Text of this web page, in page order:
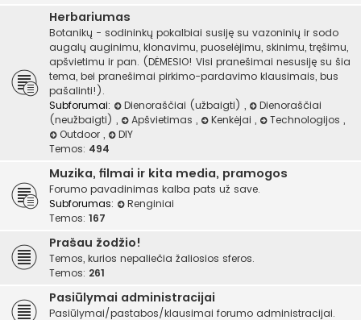
Herbariumas
Botanikų - sodininkų pokalbiai susiję su vazoninių ir sodo
augalų auginimu, klonavimu, puoselėjimu, skinimu, tręšimu,
apšvietimu ir pan. (DĖMESIO! Visi pranešimai nesusiję su šia
tema, bei pranešimai pirkimo-pardavimo klausimais, bus
pašalinti!).
Subforumai:
Dienoraščiai (užbaigti) ,
Dienoraščiai
(neužbaigti) , Apšvietimas , Kenkėjai , Technologijos ,
Outdoor ,
DIY
Temos: 494
Muzika, filmai ir kita media, pramogos
Forumo pavadinimas kalba pats už save.
Subforumas:
Renginiai
Temos: 167
Prašau žodžio!
Temos, kurios nepaliečia žaliosios sferos.
Temos: 261
Pasiūlymai administracijai
Pasiūlymai/pastabos/klausimai forumo administracijai.